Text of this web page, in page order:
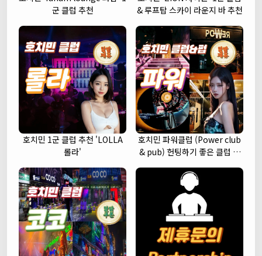
군 클럽 추천
& 루프탑 스카이 라운지 바 추천
호치민 1군 클럽 추천 'LOLLA
롤라'
호치민 파워클럽 (Power club
& pub) 헌팅하기 좋은 클럽 추